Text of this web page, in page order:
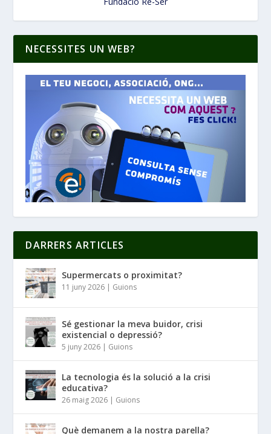
NECESSITES UN WEB?
DARRERS ARTICLES
Supermercats o proximitat?
11 juny 2026 | Guions
Sé gestionar la meva buidor, crisi
existencial o depressió?
5 juny 2026 | Guions
La tecnologia és la solució a la crisi
educativa?
26 maig 2026 | Guions
Què demanem a la nostra parella?